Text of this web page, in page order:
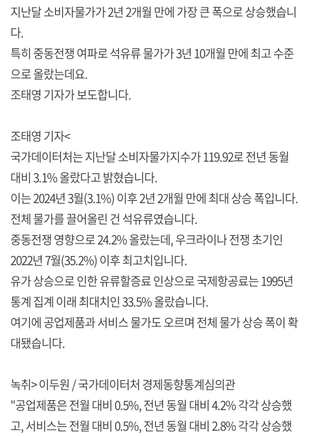
지난달 소비자물가가 2년 2개월 만에 가장 큰 폭으로 상승했습니
다.
특히 중동전쟁 여파로 석유류 물가가 3년 10개월 만에 최고 수준
으로 올랐는데요.
조태영 기자가 보도합니다.
조태영 기자<
국가데이터처는 지난달 소비자물가지수가 119.92로 전년 동월
대비 3.1% 올랐다고 밝혔습니다.
이는 2024년 3월(3.1%) 이후 2년 2개월 만에 최대 상승 폭입니다.
전체 물가를 끌어올린 건 석유류였습니다.
중동전쟁 영향으로 24.2% 올랐는데, 우크라이나 전쟁 초기인
2022년 7월(35.2%) 이후 최고치입니다.
유가 상승으로 인한 유류할증료 인상으로 국제항공료는 1995년
통계 집계 이래 최대치인 33.5% 올랐습니다.
여기에 공업제품과 서비스 물가도 오르며 전체 물가 상승 폭이 확
대됐습니다.
녹취> 이두원 / 국가데이터처 경제동향통계심의관
"공업제품은 전월 대비 0.5%, 전년 동월 대비 4.2% 각각 상승했
고, 서비스는 전월 대비 0.5%, 전년 동월 대비 2.8% 각각 상승했